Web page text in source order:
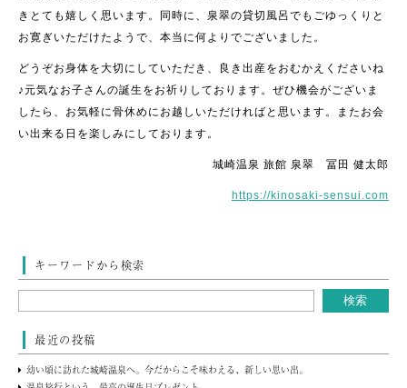
きとても嬉しく思います。同時に、泉翠の貸切風呂でもごゆっくりと
お寛ぎいただけたようで、本当に何よりでございました。
どうぞお身体を大切にしていただき、良き出産をおむかえくださいね
♪元気なお子さんの誕生をお祈りしております。ぜひ機会がございま
したら、お気軽に骨休めにお越しいただければと思います。またお会
い出来る日を楽しみにしております。
城崎温泉 旅館 泉翠 冨田 健太郎
https://kinosaki-sensui.com
キーワードから検索
最近の投稿
幼い頃に訪れた城崎温泉へ。今だからこそ味わえる、新しい思い出。